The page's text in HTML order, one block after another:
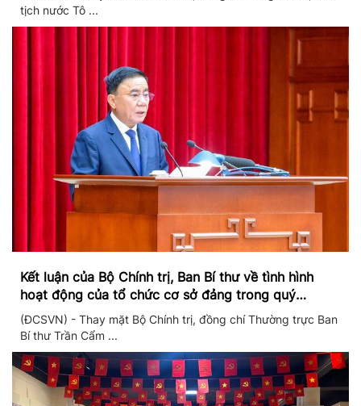
tịch nước Tô ...
Kết luận của Bộ Chính trị, Ban Bí thư về tình hình
hoạt động của tổ chức cơ sở đảng trong quý
II/2026
(ĐCSVN) - Thay mặt Bộ Chính trị, đồng chí Thường trực Ban
Bí thư Trần Cẩm ...